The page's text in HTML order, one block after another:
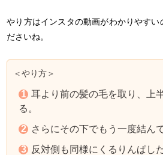
やり方はインスタの動画がわかりやすい
ださいね。
＜やり方＞
耳より前の髪の毛を取り、上
る。
さらにその下でもう一度結ん
反対側も同様にくるりんぱし